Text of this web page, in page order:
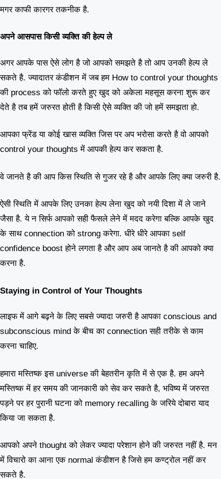
मगर काफी कारगर तकनीक है.
अपने आसपास किसी व्यक्ति की हेल्प ले
अगर आपके पास ऐसे लोग है जो आपको समझते है तो आप उनकी हेल्प ले
सकते है. ज्यादातर कंडीशन में जब हम How to control your thoughts
की process को फॉलो करते हुए खुद को अकेला महसूस करना शुरू कर
देते है तब हमें जरुरत होती है किसी ऐसे व्यक्ति की जो हमें समझता हो.
आपका फ्रेंड या कोई खास व्यक्ति जिस पर अप भरोसा करते है वो आपको
control your thoughts में आपकी हेल्प कर सकता है.
वे जानते है की आप किस स्थिति से गुजर रहे है और आपके लिए क्या जरुरी है.
ऐसी स्थिति में आपके लिए उनका हेल्प लेना खुद को नयी दिशा में ले जाने
जैसा है. ये न सिर्फ आपको सही फैसले लेने में मदद करेगा बल्कि आपके खुद
के साथ connection को strong करेगा. धीरे धीरे आपका self
confidence boost होने लगता है और आप अब जानते है की आपको क्या
करना है.
Staying in Control of Your Thoughts
लाइफ में आगे बढ़ने के लिए सबसे ज्यादा जरुरी है आपका conscious and
subconscious mind के बीच का connection सही तरीके से काम
करना चाहिए.
हमारा मस्तिष्क इस universe की बेहतरीन कृति में से एक है. हम अपने
मस्तिष्क में हर समय की जानकारी को सेव कर सकते है, भविष्य में जरुरत
पड़ने पर हर पुरानी घटना को memory recalling के जरिये दोबारा याद
किया जा सकता है.
आपको अपने thought को लेकर ज्यादा परेशान होने की जरुरत नहीं है. मन
में विचारो का आना एक normal कंडीशन है जिसे हम कण्ट्रोल नहीं कर
सकते है.